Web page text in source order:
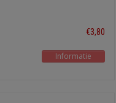
€3,80
Informatie